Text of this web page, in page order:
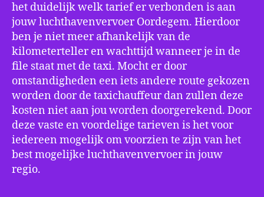
het duidelijk welk tarief er verbonden is aan
jouw luchthavenvervoer Oordegem. Hierdoor
ben je niet meer afhankelijk van de
kilometerteller en wachttijd wanneer je in de
file staat met de taxi. Mocht er door
omstandigheden een iets andere route gekozen
worden door de taxichauffeur dan zullen deze
kosten niet aan jou worden doorgerekend. Door
deze vaste en voordelige tarieven is het voor
iedereen mogelijk om voorzien te zijn van het
best mogelijke luchthavenvervoer in jouw
regio.